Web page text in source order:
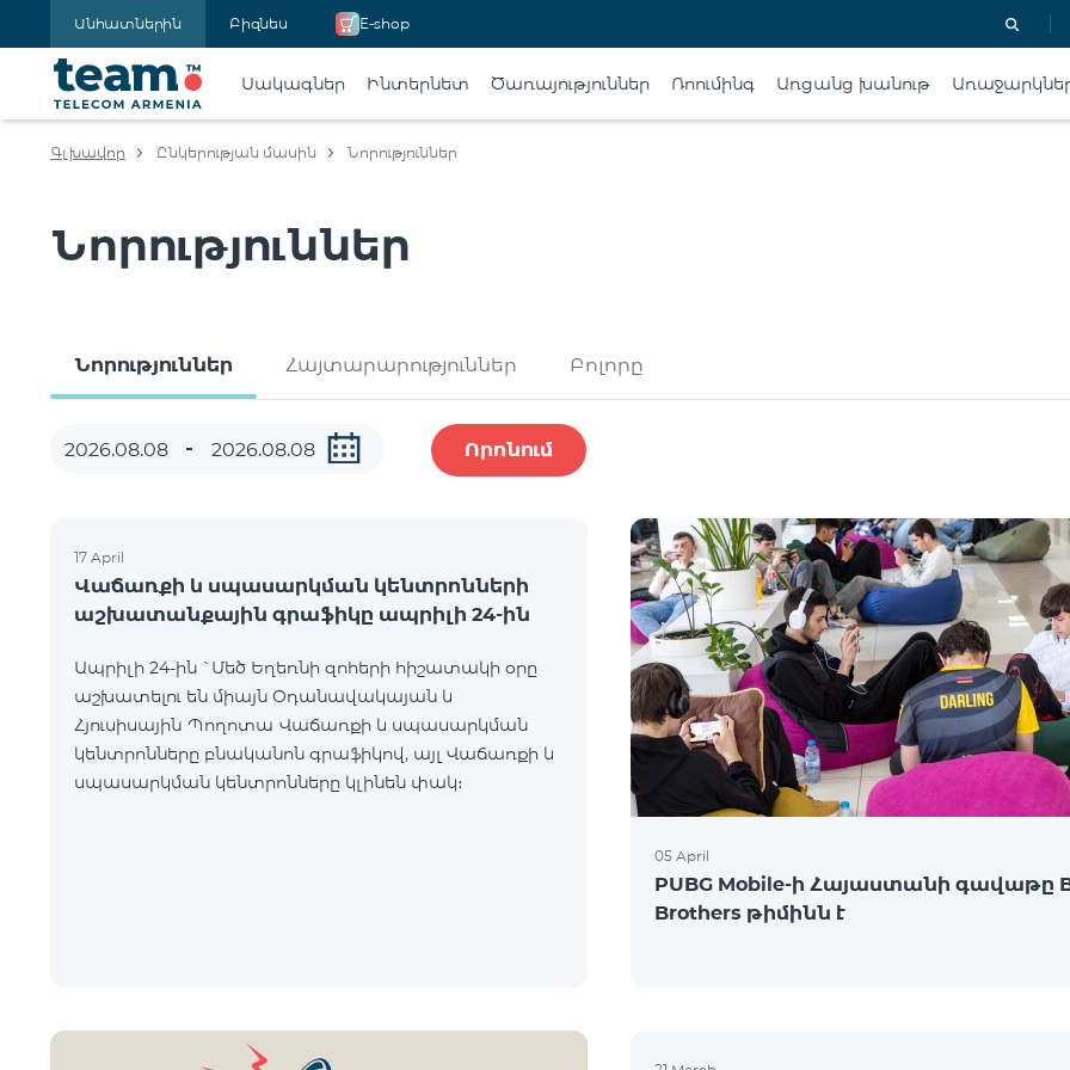
Անհատներին Բիզնես E-shop
Սակագներ Ինտերնետ Ծառայություններ Ռոումինգ Առցանց խանութ
Գլխավոր Ընկերության մասին Նորություններ
Նորություններ
Նորություններ Հայտարարություններ Բոլորը
Որոնում
17 April
Վաճառքի և սպասարկման կենտրոնների
աշխատանքային գրաֆիկը ապրիլի 24-ին
Ապրիլի 24-ին `Մեծ Եղեռնի զոհերի հիշատակի օրը
աշխատելու են միայն Օդանավակայան և
Հյուսիսային Պողոտա Վաճառքի և սպասարկման
կենտրոնները բնականոն գրաֆիկով, այլ Վաճառքի և
սպասարկման կենտրոնները կլինեն փակ։
05 April
PUBG Mobile-ի Հայաստանի գավաթը
Brothers թիմինն է